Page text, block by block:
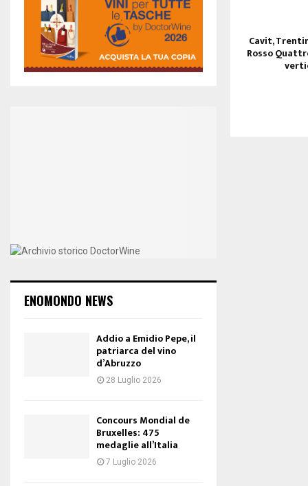
Cavit,
Rosso
ENOMONDO NEWS
Addio a Emidio Pepe, il
patriarca del vino
d’Abruzzo
28 Luglio 2026
Concours Mondial de
Bruxelles: 475
medaglie all’Italia
7 Luglio 2026